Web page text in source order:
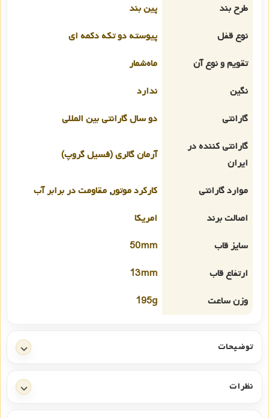
طرح بند
پین بند
نوع قفل
پیوسته دو تکه دکمه ای
تقویم و نوع آن
ماه‌شمار
نگین
ندارد
گارانتی
دو سال گارانتی بین المللی
گارانتی کننده در
ایران
آرمان گالری (فسیل گروپ)
موارد گارانتی کارکرد موتور, مقاومت در برابر آب
اصالت برند
امریکا
سایز قاب
50mm
ارتفاع قاب
13mm
وزن ساعت
195g
توضیحات
نظرات